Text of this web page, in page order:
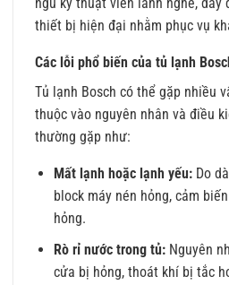
thiết bị hiện đại nhằm phục vụ
Các lỗi phổ biến của tủ lạnh
Tủ lạnh Bosch có thể gặp nhiều
thuộc vào nguyên nhân và điều
thường gặp như:
Mất lạnh hoặc lạnh yếu:Do
block máy nén hỏng, cảm
hỏng.
Rò rỉ nước trong tủ:Nguyên
cửa bị hỏng, thoát khí bị tắc